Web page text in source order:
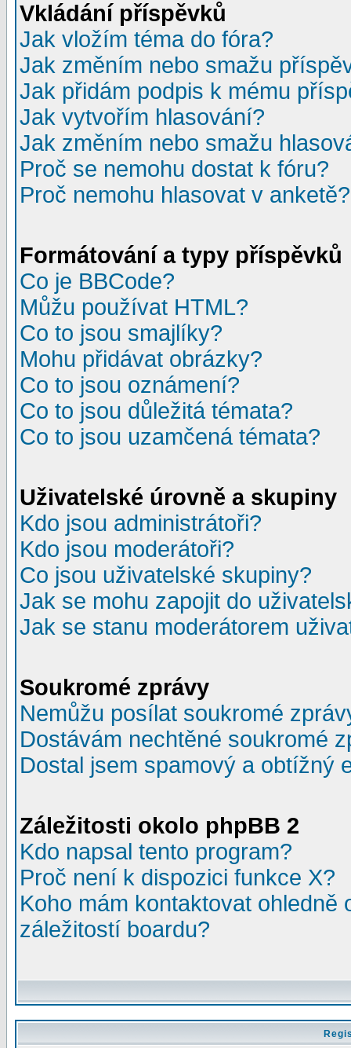
Vkládání příspěvků
Jak vložím téma do fóra?
Jak změním nebo smažu
Jak přidám podpis k mému
Jak vytvořím hlasování?
Jak změním nebo smažu
Proč se nemohu dostat k fóru?
Proč nemohu hlasovat v anketě?
Formátování a typy příspěvků
Co je BBCode?
Můžu používat HTML?
Co to jsou smajlíky?
Mohu přidávat obrázky?
Co to jsou oznámení?
Co to jsou důležitá témata?
Co to jsou uzamčená témata?
Uživatelské úrovně a skupiny
Kdo jsou administrátoři?
Kdo jsou moderátoři?
Co jsou uživatelské skupiny?
Jak se mohu zapojit do
Jak se stanu moderátorem
Soukromé zprávy
Nemůžu posílat soukromé
Dostávám nechtěné soukromé
Dostal jsem spamový a obtížný
Záležitosti okolo phpBB 2
Kdo napsal tento program?
Proč není k dispozici funkce X?
Koho mám kontaktovat
záležitostí boardu?